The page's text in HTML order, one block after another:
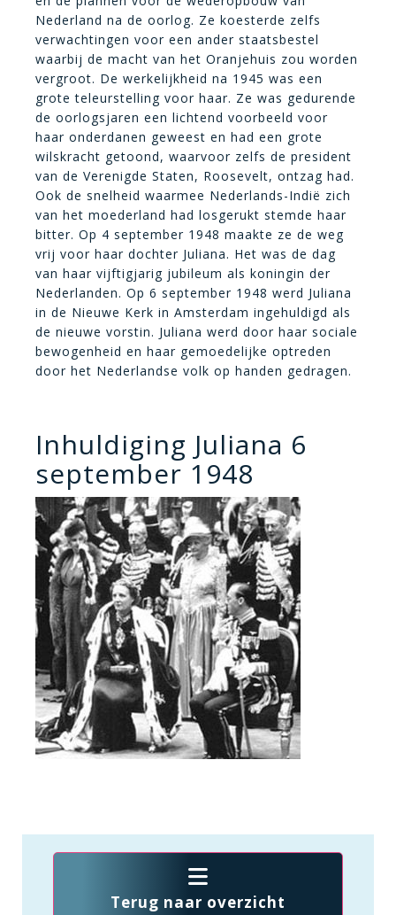
Nederland na de oorlog. Ze koesterde zelfs
verwachtingen voor een ander staatsbestel
waarbij de macht van het Oranjehuis zou worden
vergroot. De werkelijkheid na 1945 was een
grote teleurstelling voor haar. Ze was gedurende
de oorlogsjaren een lichtend voorbeeld voor
haar onderdanen geweest en had een grote
wilskracht getoond, waarvoor zelfs de president
van de Verenigde Staten, Roosevelt, ontzag had.
Ook de snelheid waarmee Nederlands-Indië zich
van het moederland had losgerukt stemde haar
bitter. Op 4 september 1948 maakte ze de weg
vrij voor haar dochter Juliana. Het was de dag
van haar vijftigjarig jubileum als koningin der
Nederlanden. Op 6 september 1948 werd Juliana
in de Nieuwe Kerk in Amsterdam ingehuldigd als
de nieuwe vorstin. Juliana werd door haar sociale
bewogenheid en haar gemoedelijke optreden
door het Nederlandse volk op handen gedragen.
Inhuldiging Juliana 6
september 1948
Terug naar overzicht